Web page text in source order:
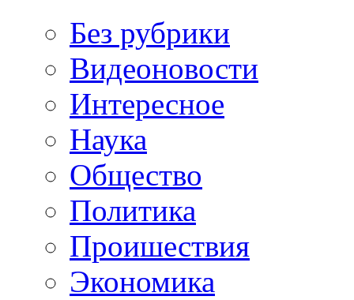
Без рубрики
Видеоновости
Интересное
Наука
Общество
Политика
Проишествия
Экономика